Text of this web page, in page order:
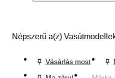
Népszerű a(z)
Vásárlás most